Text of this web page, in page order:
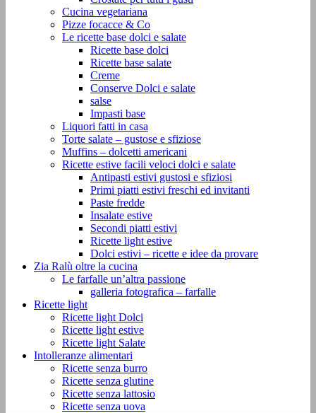
Cucina vegetariana
Pizze focacce & Co
Le ricette base dolci e salate
Ricette base dolci
Ricette base salate
Creme
Conserve Dolci e salate
salse
Impasti base
Liquori fatti in casa
Torte salate – gustose e sfiziose
Muffins – dolcetti americani
Ricette estive facili veloci dolci e salate
Antipasti estivi gustosi e sfiziosi
Primi piatti estivi freschi ed invitanti
Paste fredde
Insalate estive
Secondi piatti estivi
Ricette light estive
Dolci estivi – ricette e idee da provare
Zia Ralù oltre la cucina
Le farfalle un’altra passione
galleria fotografica – farfalle
Ricette light
Ricette light Dolci
Ricette light estive
Ricette light Salate
Intolleranze alimentari
Ricette senza burro
Ricette senza glutine
Ricette senza lattosio
Ricette senza uova